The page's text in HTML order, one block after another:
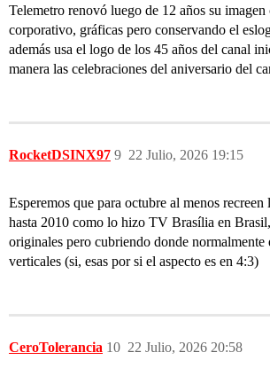
Telemetro renovó luego de 12 años su
corporativo, gráficas pero conservando el
además usa el logo de los 45 años del canal
manera las celebraciones del aniversario del
RocketDSINX97 22 Julio, 2026 19:15
9
Esperemos que para octubre al menos
hasta 2010 como lo hizo TV Brasília en
originales pero cubriendo donde normalmente
verticales (si, esas por si el aspecto es en 4:3)
CeroTolerancia 22 Julio, 2026 20:58
10